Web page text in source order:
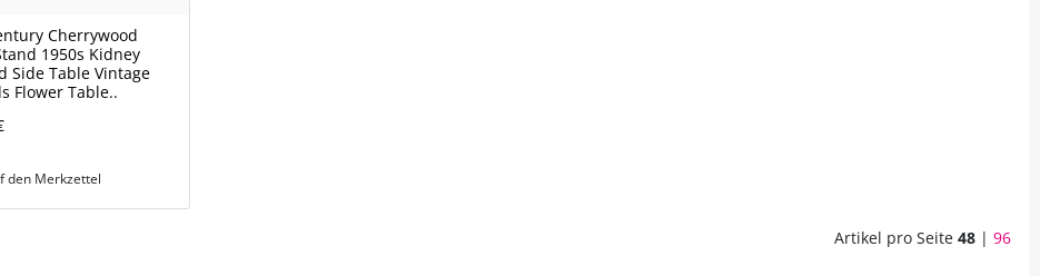
Cherrywood
1950s Kidney
Side Table Vintage
Flower Table..
den Merkzettel
Artikel pro Seite 48 | 96